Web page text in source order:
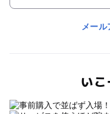
メール
い